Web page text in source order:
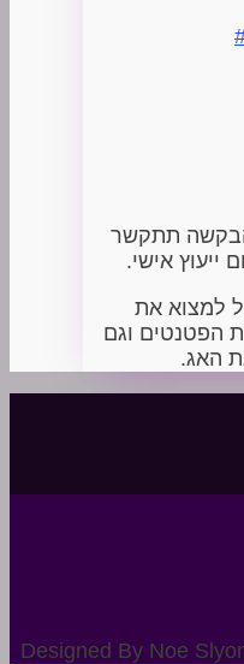
תתקשר
ייעוץ אישי.
למצוא את
הפטנטים וגם
Designed By Noe